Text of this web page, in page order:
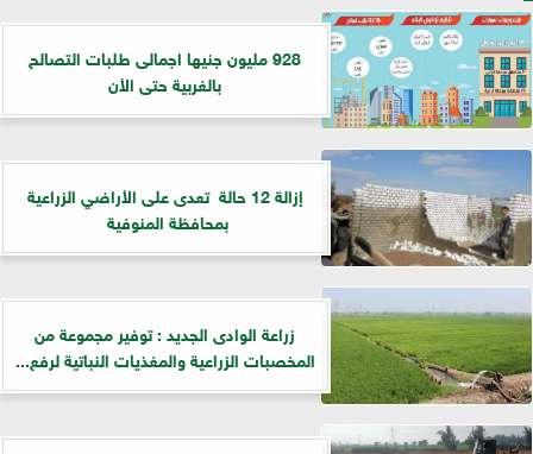
928 مليون جنيها اجمالى طلبات التصالح
بالغربية حتى الأن
إزالة 12 حالة تعدى على الأراضي الزراعية
بمحافظة المنوفية
زراعة الوادى الجديد : توفير مجموعة من
المخصبات الزراعية والمغذيات النباتية لرفع...